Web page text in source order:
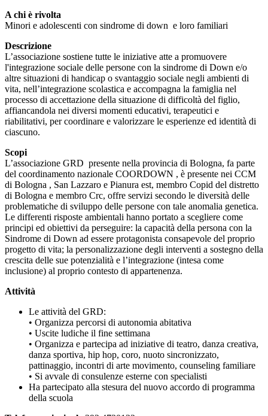
A chi è rivolta
Minori e adolescenti con sindrome di down e loro familiari
Descrizione
L’associazione sostiene tutte le iniziative atte a promuovere
l'integrazione sociale delle persone con la sindrome di Down e/o
altre situazioni di handicap o svantaggio sociale negli ambienti di
vita, nell’integrazione scolastica e accompagna la famiglia nel
processo di accettazione della situazione di difficoltà del figlio,
affiancandola nei diversi momenti educativi, terapeutici e
riabilitativi, per coordinare e valorizzare le esperienze ed identità di
ciascuno.
Scopi
L’associazione GRD presente nella provincia di Bologna, fa parte
del coordinamento nazionale COORDOWN , è presente nei CCM
di Bologna , San Lazzaro e Pianura est, membro Copid del distretto
di Bologna e membro Crc, offre servizi secondo le diversità delle
problematiche di sviluppo delle persone con tale anomalia genetica.
Le differenti risposte ambientali hanno portato a scegliere come
principi ed obiettivi da perseguire: la capacità della persona con la
Sindrome di Down ad essere protagonista consapevole del proprio
progetto di vita; la personalizzazione degli interventi a sostegno della
crescita delle sue potenzialità e l’integrazione (intesa come
inclusione) al proprio contesto di appartenenza.
Attività
Le attività del GRD:
• Organizza percorsi di autonomia abitativa
• Uscite ludiche il fine settimana
• Organizza e partecipa ad iniziative di teatro, danza creativa,
danza sportiva, hip hop, coro, nuoto sincronizzato,
pattinaggio, incontri di arte movimento, counseling familiare
• Si avvale di consulenze esterne con specialisti
Ha partecipato alla stesura del nuovo accordo di programma
della scuola